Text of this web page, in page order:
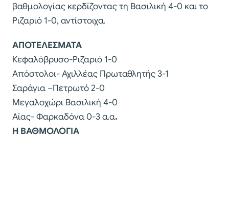
βαθμολογίας κερδίζοντας τη Βασιλική 4-0 και το
Ριζαριό 1-0, αντίστοιχα.
ΑΠΟΤΕΛΕΣΜΑΤΑ
Κεφαλόβρυσο-Ριζαριό 1-0
Απόστολοι- Αχιλλέας Πρωταθλητής 3-1
Σαράγια –Πετρωτό 2-0
Μεγαλοχώρι Βασιλική 4-0
Αίας- Φαρκαδόνα 0-3 α.α.
Η ΒΑΘΜΟΛΟΓΙΑ